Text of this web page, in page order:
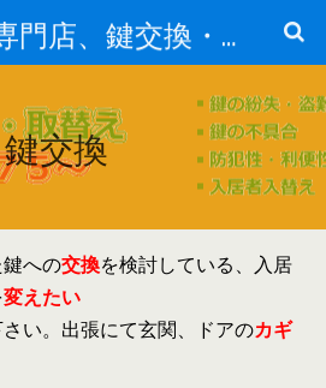
鍵の出張専門店、鍵交換・修理が格安料金/東京・埼玉・さいたま市
鍵交換
への交換を検討している、入居
変えたい
い。出張にて玄関、ドアのカギ